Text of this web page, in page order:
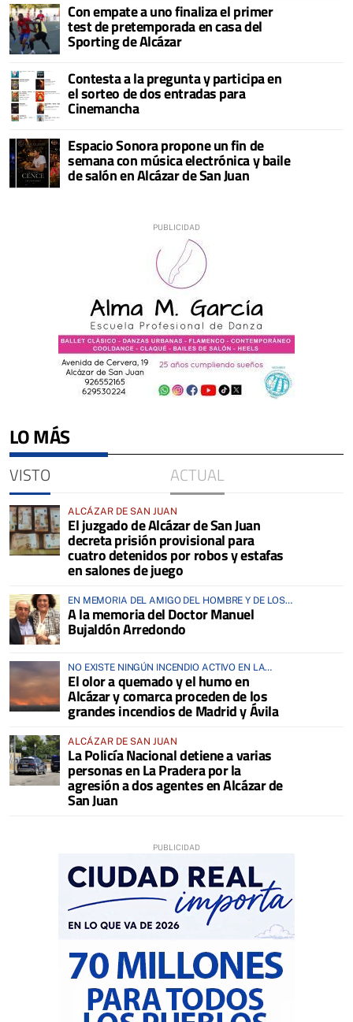
Con empate a uno finaliza el primer
test de pretemporada en casa del
Sporting de Alcázar
Contesta a la pregunta y participa en
el sorteo de dos entradas para
Cinemancha
Espacio Sonora propone un fin de
semana con música electrónica y baile
de salón en Alcázar de San Juan
LO MÁS
VISTO ACTUAL
ALCÁZAR DE SAN JUAN
El juzgado de Alcázar de San Juan
decreta prisión provisional para
cuatro detenidos por robos y estafas
en salones de juego
EN MEMORIA DEL AMIGO DEL HOMBRE Y DE LOS
ANIMALES
A la memoria del Doctor Manuel
Bujaldón Arredondo
NO EXISTE NINGÚN INCENDIO ACTIVO EN LA
COMARCA
El olor a quemado y el humo en
Alcázar y comarca proceden de los
grandes incendios de Madrid y Ávila
ALCÁZAR DE SAN JUAN
La Policía Nacional detiene a varias
personas en La Pradera por la
agresión a dos agentes en Alcázar de
San Juan